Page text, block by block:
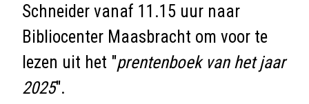
Schneider vanaf 11.15 uur naar
Bibliocenter Maasbracht om voor te
lezen uit het "prentenboek van het jaar
2025".